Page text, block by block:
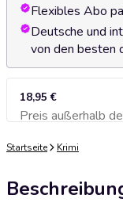
Flexibles Abo
Deutsche und
von den besten
18,95 €
Preis außerhalb
Startseite Krimi